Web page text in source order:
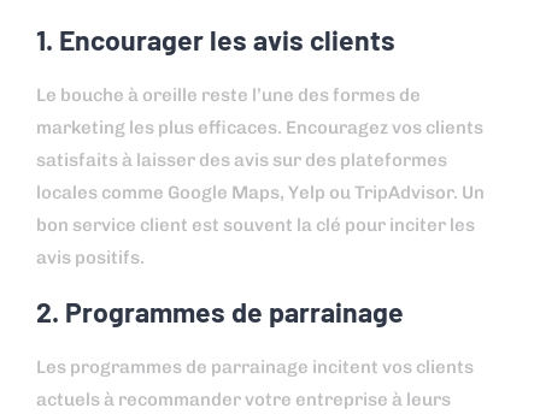
1. Encourager les avis clients
Le bouche à oreille reste l’une des formes de
marketing les plus efficaces. Encouragez vos clients
satisfaits à laisser des avis sur des plateformes
locales comme Google Maps, Yelp ou TripAdvisor. Un
bon service client est souvent la clé pour inciter les
avis positifs.
2. Programmes de parrainage
Les programmes de parrainage incitent vos clients
actuels à recommander votre entreprise à leurs